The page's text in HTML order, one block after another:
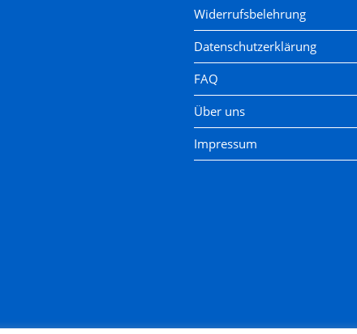
Widerrufsbelehrung
Datenschutzerklärung
FAQ
Über uns
Impressum